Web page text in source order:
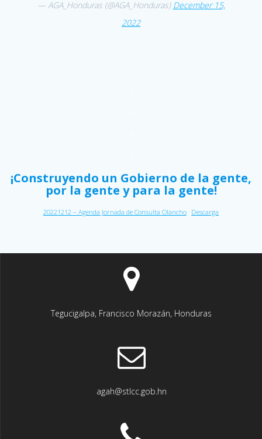
— AGA_Honduras (@AGA_Honduras) December 15,
2022
¡Construyendo un Gobierno de la gente,
por la gente y para la gente!
20221212 – Agenda Jornada de Consulta Olancho Descarga
Tegucigalpa, Francisco Morazán, Honduras
agah@stlcc.gob.hn